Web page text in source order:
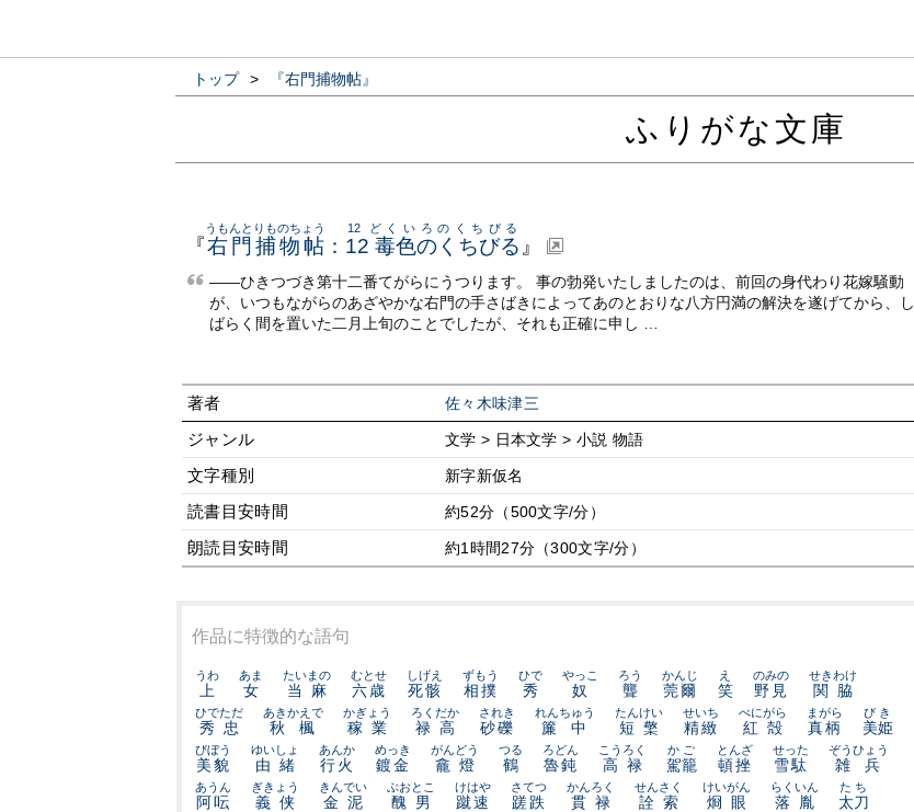
トップ > 『右門捕物帖』
ふりがな文庫
『右門捕物帖
うもんとりものちょう
： 12 毒色のくちびる
12 どくいろのくちびる
』
——ひきつづき第十二番てがらにうつります。 事の勃発いたしましたのは、前回の身代わり花嫁騒動
が、いつもながらのあざやかな右門の手さばきによってあのとおりな八方円満の解決を遂げてから、し
ばらく間を置いた二月上旬のことでしたが、それも正確に申し …
著者 佐々木味津三
ジャンル 文学 > 日本文学 > 小説 物語
文字種別 新字新仮名
読書目安時間 約52分（500文字/分）
朗読目安時間 約1時間27分（300文字/分）
作品に特徴的な語句
上
うわ
女
あま
当麻
たいまの
六歳
むとせ
死骸
しげえ
相撲
ずもう
秀
ひで
奴
やっこ
聾
ろう
莞爾
かんじ
笑
え
野見
のみの
関脇
せきわけ
秀忠
ひでただ
秋楓
あきかえで
稼業
かぎょう
禄高
ろくだか
砂礫
されき
簾中
れんちゅう
短檠
たんけい
精緻
せいち
紅殻
べにがら
真柄
まがら
美姫
びき
美貌
びぼう
由緒
ゆいしょ
行火
あんか
鍍金
めっき
龕燈
がんどう
鶴
つる
魯鈍
ろどん
高禄
こうろく
駕籠
かご
頓挫
とんざ
雪駄
せった
雑兵
ぞうひょう
阿呍
あうん
義侠
ぎきょう
金泥
きんでい
醜男
ぶおとこ
蹴速
けはや
蹉跌
さてつ
貫禄
かんろく
詮索
せんさく
烱眼
けいがん
落胤
らくいん
太刀
たち